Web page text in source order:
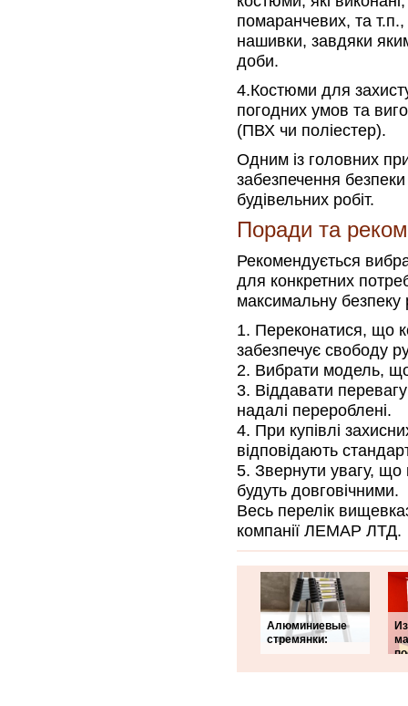
помаранчевих, та т.п.,
нашивки, завдяки
доби.
4.Костюми для
погодних умов та
(ПВХ чи поліестер).
Одним із головних
забезпечення
будівельних робіт.
Поради та
Рекомендується
для конкретних
максимальну безпеку
Переконатися, що
забезпечує свободу
Вибрати модель,
Віддавати
надалі перероблені.
При купівлі
відповідають
Звернути увагу, що
будуть довговічними.
Весь перелік
компанії ЛЕМАР ЛТД.
Алюминиевые
стремянки: